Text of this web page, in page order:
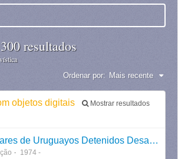
resultados
Ordenar por: Mais recente
objetos digitais
Mostrar resultados
Madres y Familiares de Uruguayos Detenidos Desaparecidos - Famidesa
1974 -